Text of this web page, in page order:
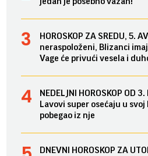
HOROSKOP ZA SREDU, 5.
neraspoloženi, Blizanci
Vage će privući vesela i
NEDELJNI HOROSKOP OD
Lavovi super osećaju u
pobegao iz nje
DNEVNI HOROSKOP ZA